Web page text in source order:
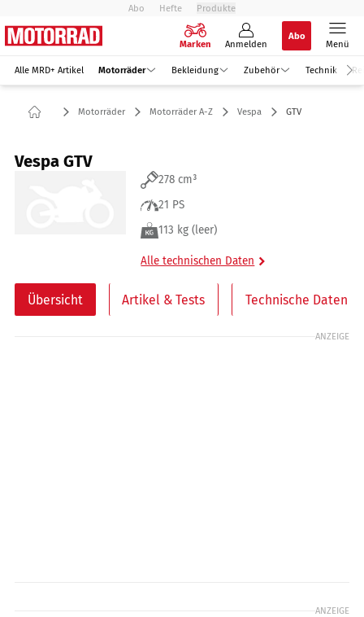
Abo Hefte Produkte
Marken Anmelden
Abo
Menü
Alle MRD+ Artikel Motorräder Bekleidung Zubehör Technik
Motorräder Motorräder A-Z Vespa GTV
Vespa GTV
278 cm³
21 PS
113 kg (leer)
Alle technischen Daten
Übersicht Artikel & Tests Technische Daten
ANZEIGE
ANZEIGE